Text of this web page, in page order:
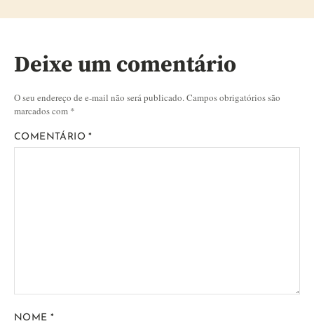
Deixe um comentário
O seu endereço de e-mail não será publicado.Campos obrigatórios são
marcados com *
COMENTÁRIO*
NOME *